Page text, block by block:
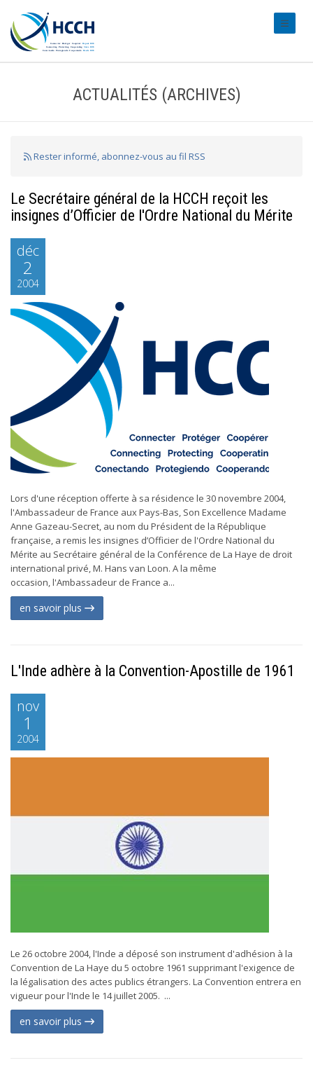
ACTUALITÉS (ARCHIVES)
Rester informé, abonnez-vous au fil RSS
Le Secrétaire général de la HCCH reçoit les
insignes d’Officier de l'Ordre National du Mérite
déc
2
2004
Lors d'une réception offerte à sa résidence le 30 novembre 2004,
l'Ambassadeur de France aux Pays-Bas, Son Excellence Madame
Anne Gazeau-Secret, au nom du Président de la République
française, a remis les insignes d’Officier de l'Ordre National du
Mérite au Secrétaire général de la Conférence de La Haye de droit
international privé, M. Hans van Loon. A la même
occasion, l'Ambassadeur de France a...
en savoir plus
L'Inde adhère à la Convention-Apostille de 1961
nov
1
2004
Le 26 octobre 2004, l'Inde a déposé son instrument d'adhésion à la
Convention de La Haye du 5 octobre 1961 supprimant l'exigence de
la légalisation des actes publics étrangers. La Convention entrera en
vigueur pour l'Inde le 14 juillet 2005. ...
en savoir plus